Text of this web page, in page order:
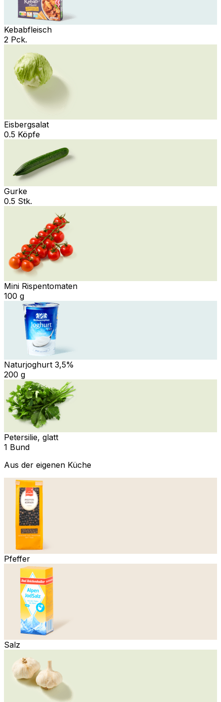
Kebabfleisch
2 Pck.
Eisbergsalat
0.5 Köpfe
Gurke
0.5 Stk.
Mini Rispentomaten
100 g
Naturjoghurt 3,5%
200 g
Petersilie, glatt
1 Bund
Aus der eigenen Küche
Pfeffer
Salz